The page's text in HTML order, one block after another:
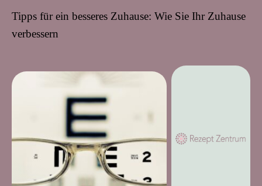
Tipps für ein besseres Zuhause: Wie Sie Ihr Zuhause
verbessern